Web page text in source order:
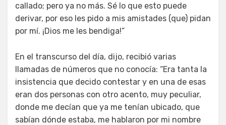
callado; pero ya no más. Sé lo que esto puede
derivar, por eso les pido a mis amistades (que) pidan
por mí. ¡Dios me les bendiga!”
En el transcurso del día, dijo, recibió varias
llamadas de números que no conocía: “Era tanta la
insistencia que decido contestar y en una de esas
eran dos personas con otro acento, muy peculiar,
donde me decían que ya me tenían ubicado, que
sabían dónde estaba, me hablaron por mi nombre